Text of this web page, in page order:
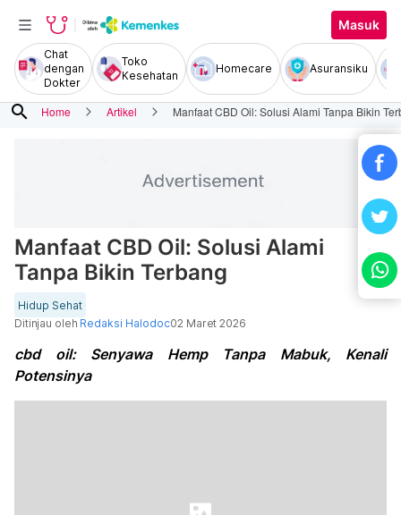
Masuk
Chat
dengan
Dokter
Toko
Kesehatan
Homecare Asuransiku
search Home Artikel Manfaat CBD Oil: Solusi Alami Tanpa Bikin
Manfaat CBD Oil: Solusi Alami
Tanpa Bikin Terbang
Hidup Sehat
Ditinjau oleh Redaksi Halodoc02 Maret 2026
cbd oil: Senyawa Hemp Tanpa Mabuk, Kenali
Potensinya